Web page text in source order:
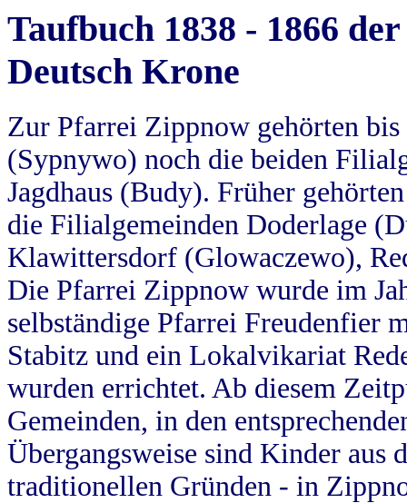
Taufbuch 1838 - 1866
Deutsch Krone
Zur Pfarrei Zippnow gehörten
(Sypnywo) noch die beiden
Jagdhaus (Budy). Früher
die Filialgemeinden Doderlage
Klawittersdorf (Glowaczewo),
Die Pfarrei Zippnow wurde im
selbständige Pfarrei Freudenfier
Stabitz und ein Lokalvikariat
wurden errichtet. Ab diesem
Gemeinden, in den
Übergangsweise sind Kinder aus
traditionellen Gründen - in